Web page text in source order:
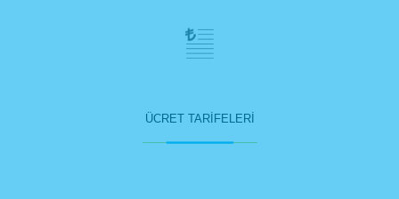
ÜCRET TARİFELERİ